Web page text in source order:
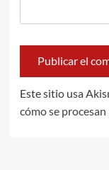
Este sitio usa
cómo se